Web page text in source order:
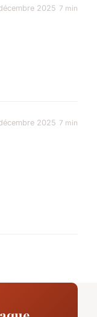
2025 7 min
2025 7 min